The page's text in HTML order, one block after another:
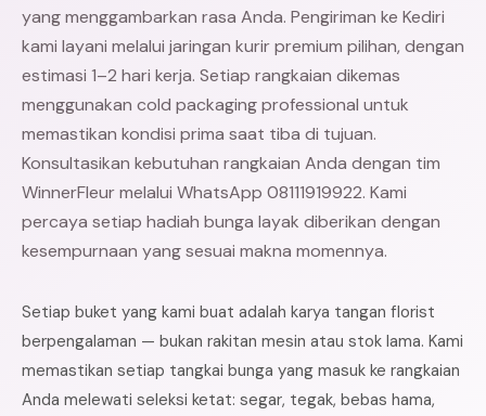
yang menggambarkan rasa Anda. Pengiriman ke Kediri
kami layani melalui jaringan kurir premium pilihan, dengan
estimasi 1–2 hari kerja. Setiap rangkaian dikemas
menggunakan cold packaging professional untuk
memastikan kondisi prima saat tiba di tujuan.
Konsultasikan kebutuhan rangkaian Anda dengan tim
WinnerFleur melalui WhatsApp 08111919922. Kami
percaya setiap hadiah bunga layak diberikan dengan
kesempurnaan yang sesuai makna momennya.
Setiap buket yang kami buat adalah karya tangan florist
berpengalaman — bukan rakitan mesin atau stok lama. Kami
memastikan setiap tangkai bunga yang masuk ke rangkaian
Anda melewati seleksi ketat: segar, tegak, bebas hama,